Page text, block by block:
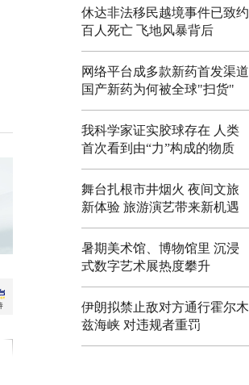
休达非法移民越境事件已致约
百人死亡 飞地风暴背后
网络平台成多款新药首发渠道
国产新药为何被全球"扫货"
我科学家证实胶球存在 人类
首次看到由“力”构成的物质
舞台扎根市井烟火 夜间文旅
新体验 旅游演艺带来新机遇
暑期美术馆、博物馆里 沉浸
式数字艺术展热度攀升
伊朗拟禁止敌对方通行霍尔木
兹海峡 对违规者重罚